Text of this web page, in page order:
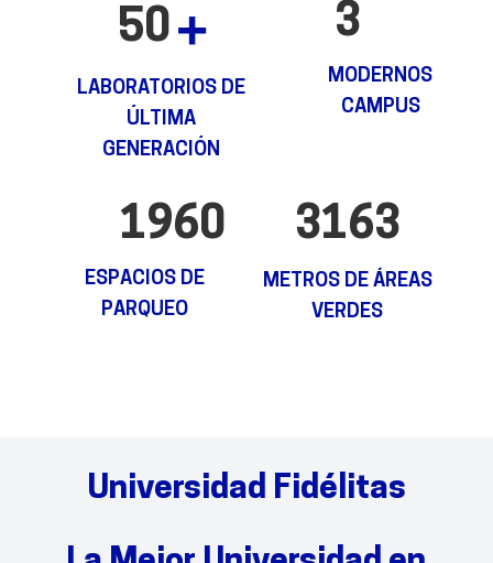
50
LABORATORIOS DE
ÚLTIMA
GENERACIÓN
3
MODERNOS
CAMPUS
1960
ESPACIOS DE
PARQUEO
3163
METROS DE ÁREAS
VERDES
Universidad Fidélitas